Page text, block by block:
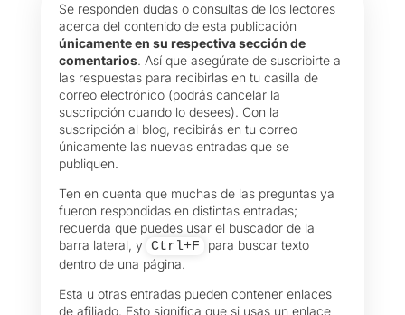
Se responden dudas o consultas de los lectores
acerca del contenido de esta publicación
únicamente en su respectiva sección de
comentarios. Así que asegúrate de suscribirte a
las respuestas para recibirlas en tu casilla de
correo electrónico (podrás cancelar la
suscripción cuando lo desees). Con la
suscripción al blog, recibirás en tu correo
únicamente las nuevas entradas que se
publiquen.
Ten en cuenta que muchas de las preguntas ya
fueron respondidas en distintas entradas;
recuerda que puedes usar el buscador de la
barra lateral, y Ctrl+F
para buscar texto
dentro de una página.
Esta u otras entradas pueden contener enlaces
de afiliado. Esto significa que si usas un enlace